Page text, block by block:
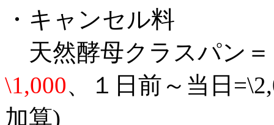
・キャンセル料
天然酵母クラスパン＝
\1,000、１日前～当日
加算)